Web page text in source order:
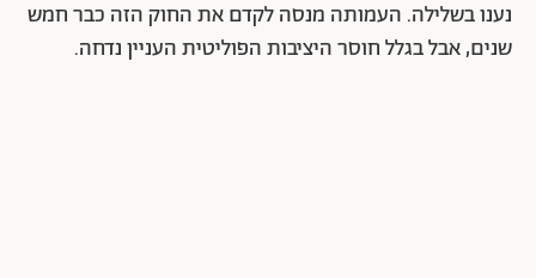
נענו בשלילה. העמותה מנסה לקדם את החוק הזה כבר חמש
שנים, אבל בגלל חוסר היציבות הפוליטית העניין נדחה.